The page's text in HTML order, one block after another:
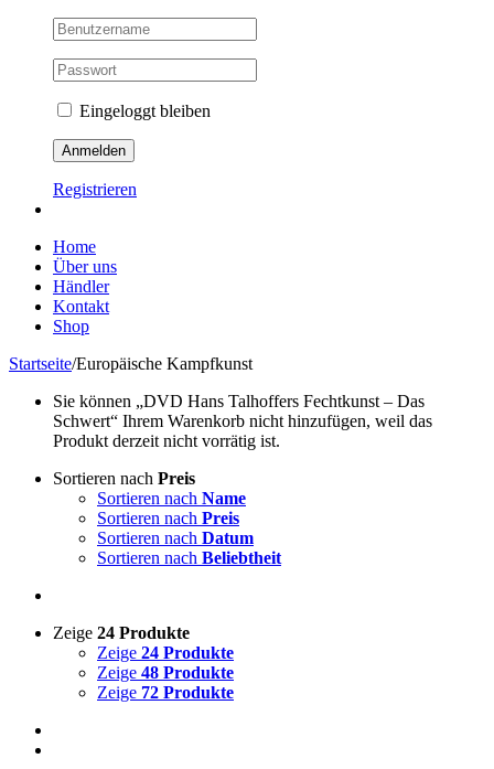
Eingeloggt bleiben
Registrieren
Home
Über uns
Händler
Kontakt
Shop
Startseite/Europäische Kampfkunst
Sie können „DVD Hans Talhoffers Fechtkunst – Das
Schwert“ Ihrem Warenkorb nicht hinzufügen, weil das
Produkt derzeit nicht vorrätig ist.
Sortieren nach Preis
Sortieren nach Name
Sortieren nach Preis
Sortieren nach Datum
Sortieren nach Beliebtheit
Zeige 24 Produkte
Zeige 24 Produkte
Zeige 48 Produkte
Zeige 72 Produkte